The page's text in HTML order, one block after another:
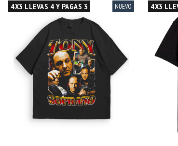
4X3 LLEVAS 4 Y PAGAS 3 NUEVO 4X3